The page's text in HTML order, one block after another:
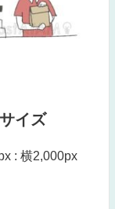
イズ
: 横2,000px